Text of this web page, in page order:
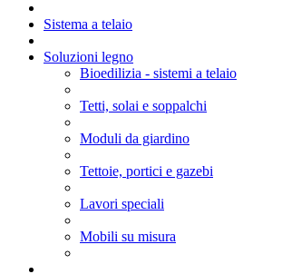
Sistema a telaio
Soluzioni legno
Bioedilizia - sistemi a telaio
Tetti, solai e soppalchi
Moduli da giardino
Tettoie, portici e gazebi
Lavori speciali
Mobili su misura